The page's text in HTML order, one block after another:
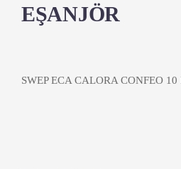
EŞANJÖR
SWEP ECA CALORA CONFEO